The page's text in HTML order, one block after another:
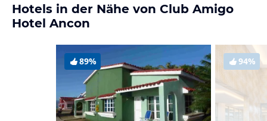
Hotels in der Nähe von Club Amigo
Hotel Ancon
89% 94%